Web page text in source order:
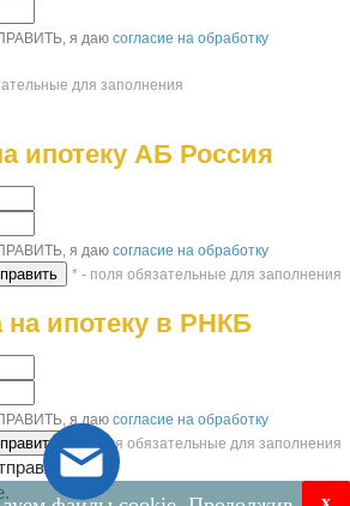
я даю согласие на обработку
для заполнения
ипотеку АБ Россия
я даю согласие на обработку
* - поля обязательные для заполнения
на ипотеку в РНКБ
я даю согласие на обработку
* - поля обязательные для заполнения
x